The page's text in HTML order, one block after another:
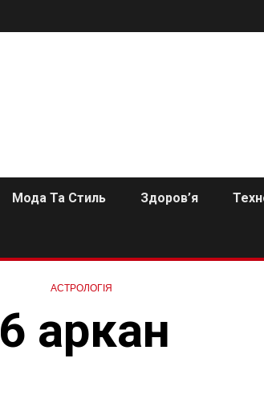
Мода Та Стиль Здоров’я
АСТРОЛОГІЯ
6 аркан